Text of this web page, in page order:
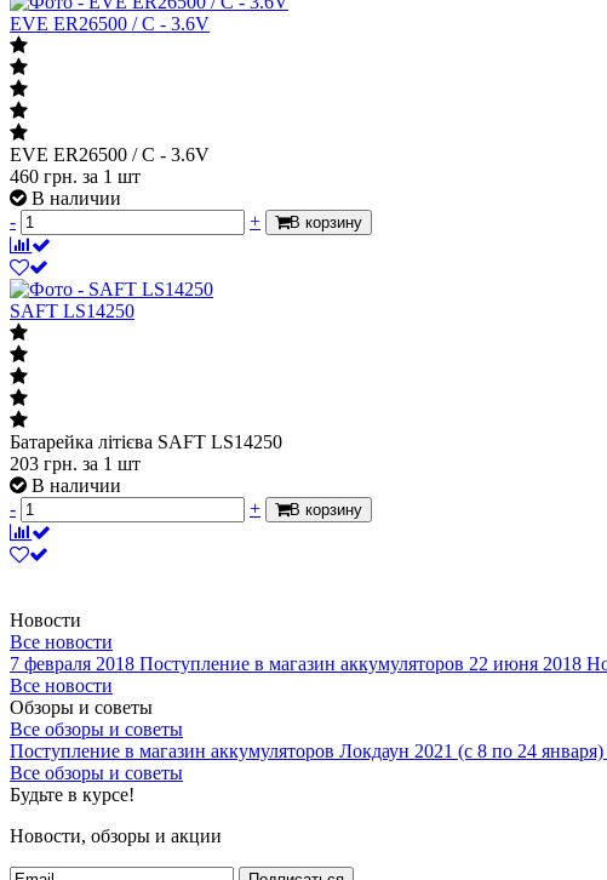
EVE ER26500 / C - 3.6V
EVE ER26500 / C - 3.6V
460 грн. за 1 шт
В наличии
-
+ В корзину
SAFT LS14250
Батарейка літієва SAFT LS14250
203 грн. за 1 шт
В наличии
-
+ В корзину
Новости
Все новости
7 февраля 2018 Поступление в магазин аккумуляторов 22 июня 2018
Все новости
Обзоры и советы
Все обзоры и советы
Поступление в магазин аккумуляторов Локдаун 2021 (с 8 по 24 января)
Все обзоры и советы
Будьте в курсе!
Новости, обзоры и акции